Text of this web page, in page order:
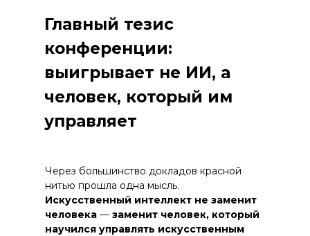
Главный тезис
конференции:
выигрывает не ИИ, а
человек, который им
управляет
Через большинство докладов красной
нитью прошла одна мысль.
Искусственный интеллект не заменит
человека — заменит человек, который
научился управлять искусственным